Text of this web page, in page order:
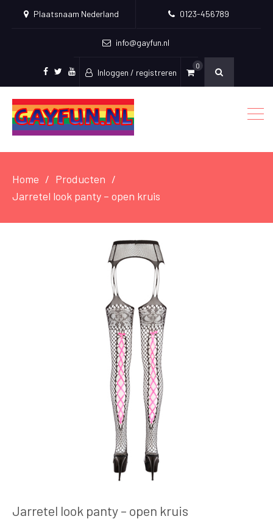
Plaatsnaam Nederland 0123-456789
info@gayfun.nl
Facebook
TwitterYoutube
Inloggen / registreren
0
Home
Producten
Jarretel look panty – open kruis
Jarretel look panty – open kruis